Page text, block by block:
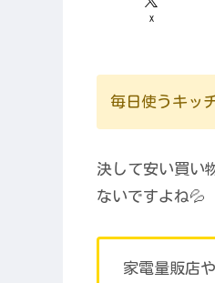
X
毎日使うキッ
決して安い買い
ないですよね💦
家電量販店